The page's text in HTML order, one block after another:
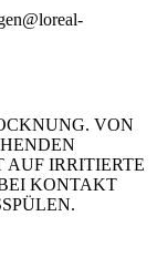
VON
AUF IRRITIERTE
KONTAKT